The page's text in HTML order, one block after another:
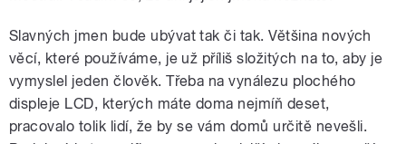
Slavných jmen bude ubývat tak či tak. Většina nových
věcí, které používáme, je už příliš složitých na to, aby je
vymyslel jeden člověk. Třeba na vynálezu plochého
displeje LCD, kterých máte doma nejmíň deset,
pracovalo tolik lidí, že by se vám domů určitě nevešli.